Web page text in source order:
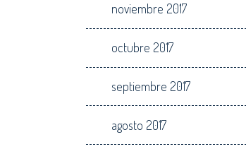
noviembre 2017
octubre 2017
septiembre 2017
agosto 2017